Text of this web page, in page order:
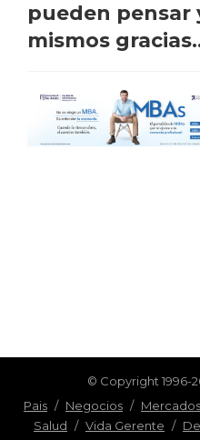
pueden pensar
mismos
© Copyright 1996-
Pais / Negocios / Mercados
Salud / Vida Gerente /